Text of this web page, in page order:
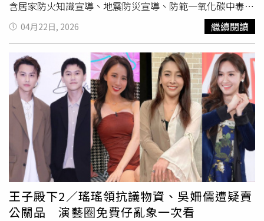
含居家防火知識宣導、地震防災宣導、防範一氧化碳中毒宣
導、CPR、AED及哈姆立克急救教學及滅火器操作教學等多
種項目，並有地震體驗車及防火宣導車供參與活動人員實際
體驗地震來臨如何應變及火災發生時滅火技巧，讓民眾能夠
在面對火災、地震等突發狀況時，具備基本的自我保護能
力。除了防災教育外，現場還規劃完善的健走路線，讓民眾
為自己的健康充值，養成良好的休閒習慣。臺北市政府消防
局表示：「防災不能等災害發生才準備，唯有平時建立正確
觀念，才能守護自身與家人安全。透過防災園遊會 ，讓民眾
輕鬆學習實用防災知識，誠摯邀請踴躍參與，共同提升整體
防災能力。」本次活動不僅增進了松山區鄰里間的情感聯
繫，也提升了社區整體的防災意識，成為一場別具意義的社
區盛會。在此邀請市民朋友一同參與，感受健康生活的好
處，並在互動體驗中學習正確防災觀念。
04月22日, 2026 繼續閱讀
王子殿下2／瑤瑤領抗議物資、吳姍儒遭疑賣
公關品 演藝圈免費仔亂象一次看